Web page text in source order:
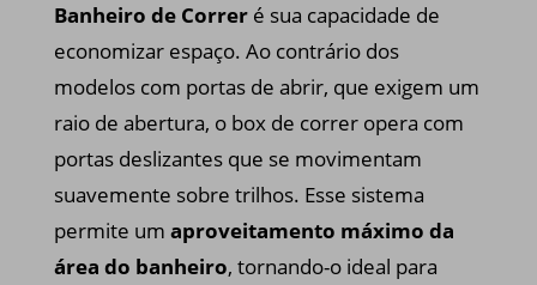
Banheiro de Correré sua capacidade de
economizar espaço. Ao contrário dos
modelos com portas de abrir, que exigem um
raio de abertura, o box de correr opera com
portas deslizantes que se movimentam
suavemente sobre trilhos. Esse sistema
permite um aproveitamento máximo da
área do banheiro, tornando-o ideal para